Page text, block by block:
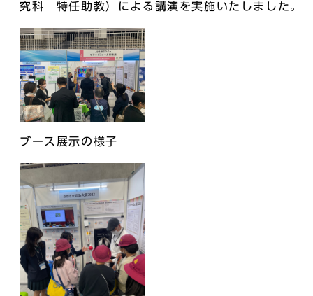
究科 特任助教）による講演を実施いたしました。
ブース展示の様子